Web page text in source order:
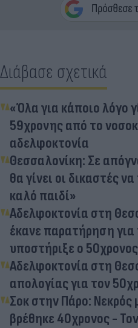
Διάβασε σχετικά
«Όλα για κάποιο λόγο
59χρονης από το
αδελφοκτονία
Θεσσαλονίκη: Σε
θα γίνει οι δικαστές
καλό παιδί»
Αδελφοκτονία στη
έκανε παρατήρηση για
υποστήριξε ο 50χρονος
Αδελφοκτονία στη
απολογίας για τον
Σοκ στην Πάρο: Νεκρός
βρέθηκε 40χρονος -